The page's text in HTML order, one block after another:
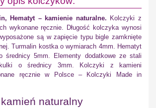
Hematyt – kamienie naturalne. Kolczyki z
wykonane ręcznie. Długość kolczyka wynosi
są w zapięcie typu bigle zamknięte
Turmalin kostka o wymiarach 4mm. Hematyt
średnicy 5mm. Elementy dodatkowe ze stali
o średnicy 3mm. Kolczyki z kamieni
ręcznie w Polsce – Kolczyki Made in
naturalny